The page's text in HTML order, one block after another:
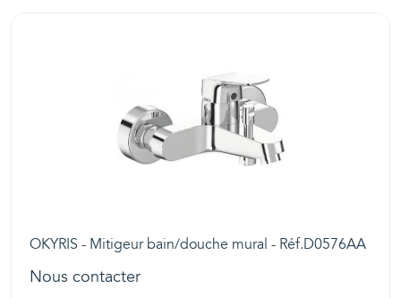
OKYRIS - Mitigeur bain/douche mural - Réf.D0576AA
Nous contacter